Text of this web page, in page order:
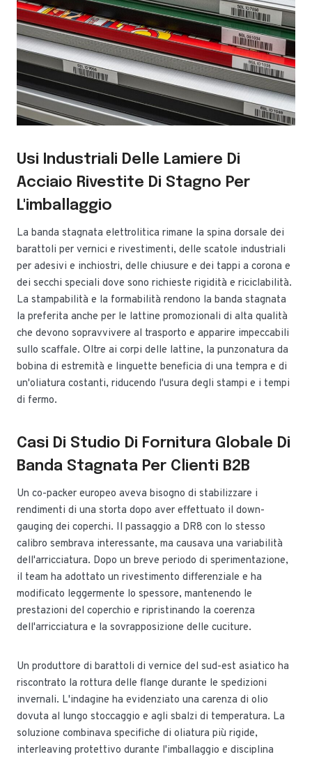
Usi Industriali Delle Lamiere Di
Acciaio Rivestite Di Stagno Per
L'imballaggio
La banda stagnata elettrolitica rimane la spina dorsale dei
barattoli per vernici e rivestimenti, delle scatole industriali
per adesivi e inchiostri, delle chiusure e dei tappi a corona e
dei secchi speciali dove sono richieste rigidità e riciclabilità.
La stampabilità e la formabilità rendono la banda stagnata
la preferita anche per le lattine promozionali di alta qualità
che devono sopravvivere al trasporto e apparire impeccabili
sullo scaffale. Oltre ai corpi delle lattine, la punzonatura da
bobina di estremità e linguette beneficia di una tempra e di
un'oliatura costanti, riducendo l'usura degli stampi e i tempi
di fermo.
Casi Di Studio Di Fornitura Globale Di
Banda Stagnata Per Clienti B2B
Un co-packer europeo aveva bisogno di stabilizzare i
rendimenti di una storta dopo aver effettuato il down-
gauging dei coperchi. Il passaggio a DR8 con lo stesso
calibro sembrava interessante, ma causava una variabilità
dell'arricciatura. Dopo un breve periodo di sperimentazione,
il team ha adottato un rivestimento differenziale e ha
modificato leggermente lo spessore, mantenendo le
prestazioni del coperchio e ripristinando la coerenza
dell'arricciatura e la sovrapposizione delle cuciture.
Un produttore di barattoli di vernice del sud-est asiatico ha
riscontrato la rottura delle flange durante le spedizioni
invernali. L'indagine ha evidenziato una carenza di olio
dovuta al lungo stoccaggio e agli sbalzi di temperatura. La
soluzione combinava specifiche di oliatura più rigide,
interleaving protettivo durante l'imballaggio e disciplina